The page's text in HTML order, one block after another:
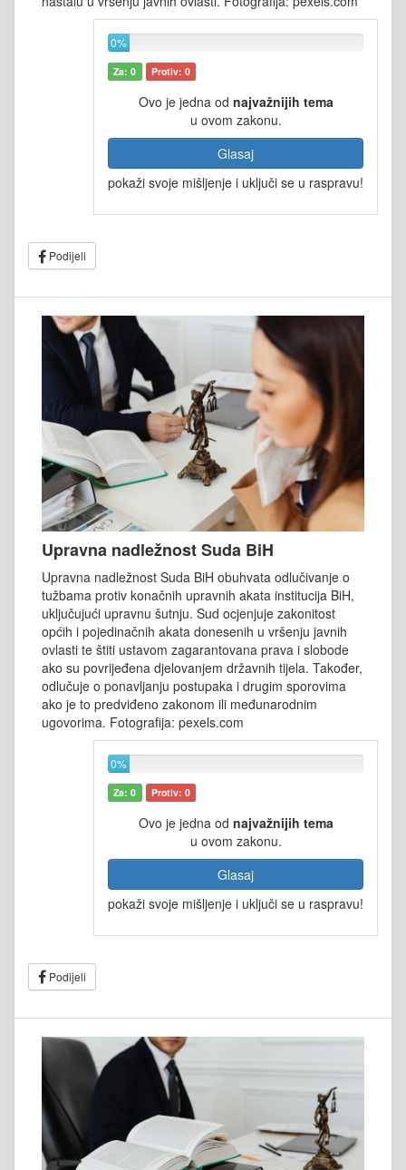
0%
Za: 0 Protiv: 0
Ovo je jedna od najvažnijih tema
u ovom zakonu.
Glasaj
pokaži svoje mišljenje i uključi se u raspravu!
Podijeli
Upravna nadležnost Suda BiH
Upravna nadležnost Suda BiH obuhvata odlučivanje o
tužbama protiv konačnih upravnih akata institucija BiH,
uključujući upravnu šutnju. Sud ocjenjuje zakonitost
općih i pojedinačnih akata donesenih u vršenju javnih
ovlasti te štiti ustavom zagarantovana prava i slobode
ako su povrijeđena djelovanjem državnih tijela. Također,
odlučuje o ponavljanju postupaka i drugim sporovima
ako je to predviđeno zakonom ili međunarodnim
ugovorima. Fotografija: pexels.com
0%
Za: 0 Protiv: 0
Ovo je jedna od najvažnijih tema
u ovom zakonu.
Glasaj
pokaži svoje mišljenje i uključi se u raspravu!
Podijeli